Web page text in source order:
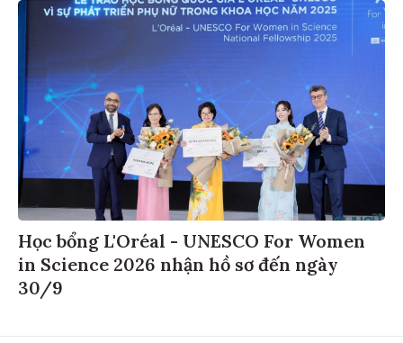
Học bổng L'Oréal - UNESCO For Women
in Science 2026 nhận hồ sơ đến ngày
30/9